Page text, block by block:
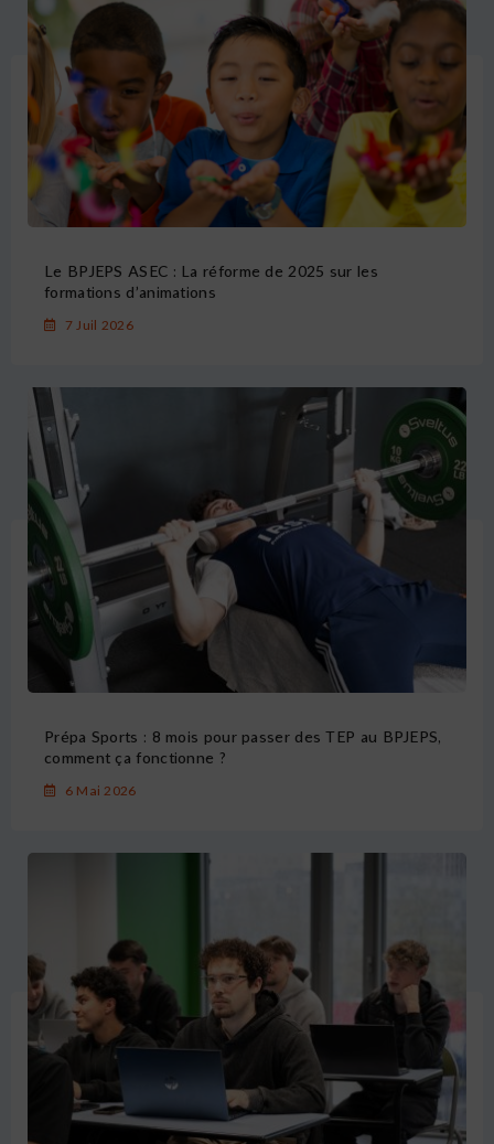
Le BPJEPS ASEC : La réforme de 2025 sur les
formations d’animations
7 Juil 2026
Prépa Sports : 8 mois pour passer des TEP au BPJEPS,
comment ça fonctionne ?
6 Mai 2026